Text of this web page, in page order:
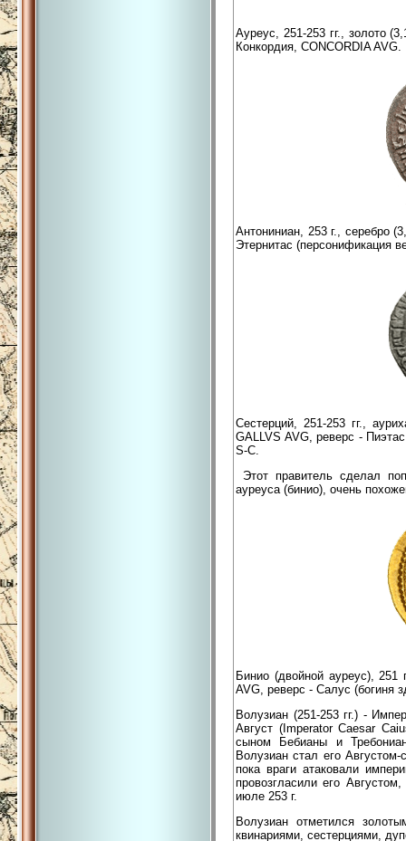
Ауреус, 251-253 гг., золото
Конкордия, CONCORDIA AVG.
Антониниан, 253 г., серебро
Этернитас (персонификация
Сестерций, 251-253 гг.,
GALLVS AVG, реверс -
S-C.
Этот правитель сделал
ауреуса (бинио), очень
Бинио (двойной ауреус),
AVG, реверс - Салус (богиня
Волузиан (251-253 гг.) -
Август (Imperator Caesar
сыном Бебианы и
Волузиан стал его
пока враги атаковали
провозгласили его
июле 253 г.
Волузиан отметился
квинариями, сестерциями,